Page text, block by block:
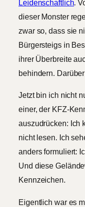
Leidenschaftlich.
dieser Monster
zwar so, dass sie
Bürgersteigs in
ihrer Überbreite
behindern.
Jetzt bin ich nicht
einer, der KFZ-
auszudrücken: Ich
nicht lesen. Ich
anders formuliert:
Und diese
Kennzeichen.
Eigentlich war es